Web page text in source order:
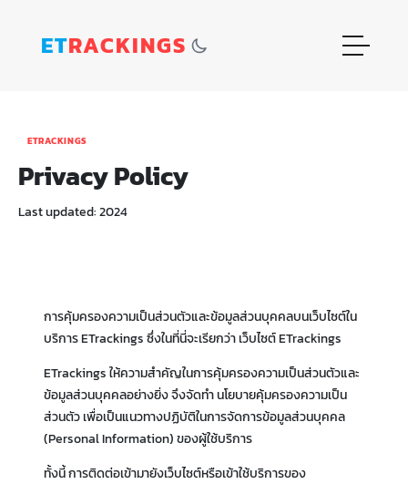
ETRACKINGS
ETRACKINGS
Privacy Policy
Last updated: 2024
การคุ้มครองความเป็นส่วนตัวและข้อมูลส่วนบุคคลบนเว็บไซต์ใน
บริการ ETrackings ซึ่งในที่นี่จะเรียกว่า เว็บไซต์ ETrackings
ETrackings ให้ความสำคัญในการคุ้มครองความเป็นส่วนตัวและ
ข้อมูลส่วนบุคคลอย่างยิ่ง จึงจัดทำ นโยบายคุ้มครองความเป็น
ส่วนตัว เพื่อเป็นแนวทางปฏิบัติในการจัดการข้อมูลส่วนบุคคล
(Personal Information) ของผู้ใช้บริการ
ทั้งนี้ การติดต่อเข้ามายังเว็บไซต์หรือเข้าใช้บริการของ